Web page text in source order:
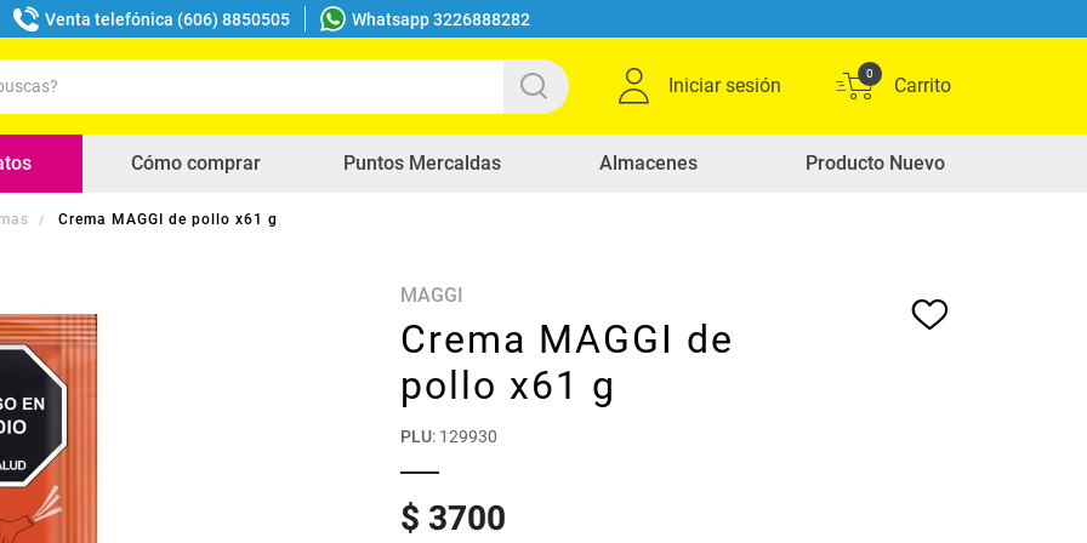
Venta telefónica (606) 8850505 Whatsapp 3226888282
Iniciar sesión
0
Cómo comprar Puntos Mercaldas Almacenes Producto Nuevo
Crema MAGGI de pollo x61 g
MAGGI
Crema MAGGI de
pollo x61 g
PLU: 129930
$ 3700
buscados